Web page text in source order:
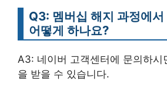
Q3: 멤버십 해지 과정에
어떻게 하나요?
A3: 네이버 고객센터에 문의하시
을 받을 수 있습니다.